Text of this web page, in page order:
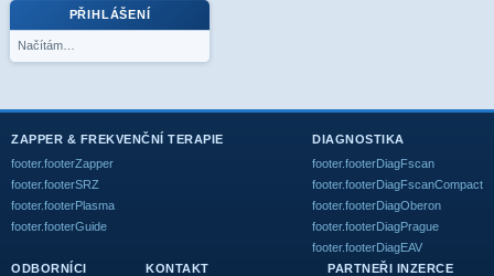
PŘIHLÁŠENÍ
Načítám…
ZAPPER & FREKVENČNÍ TERAPIE
footer.footerZapper
footer.footerSRZ
footer.footerPlasma
footer.footerGuide
DIAGNOSTIKA
footer.footerDiagFscan
footer.footerDiagFscanCompact
footer.footerDiagOberon
footer.footerDiagPrague
footer.footerDiagEAV
ODBORNÍCI
KONTAKT PARTNEŘI INZERCE